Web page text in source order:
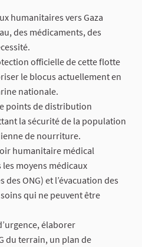
humanitaires vers Gaza
des médicaments, des
officielle de cette flotte
le blocus actuellement en
nationale.
points de distribution
la sécurité de la population
de nourriture.
humanitaire médical
moyens médicaux
des ONG) et l’évacuation des
qui ne peuvent être
élaborer
du terrain, un plan de